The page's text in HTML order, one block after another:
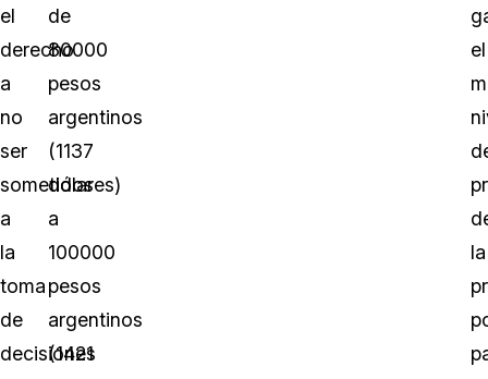
el
derecho
a
no
ser
sometidos
a
la
toma
de
decisiones
de
80000
pesos
argentinos
(1137
dólares)
a
100000
pesos
argentinos
(1421
el
la